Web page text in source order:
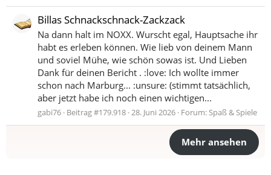
Billas Schnackschnack-Zackzack
Na dann halt im NOXX. Wurscht egal, Hauptsache ihr
habt es erleben können. Wie lieb von deinem Mann
und soviel Mühe, wie schön sowas ist. Und Lieben
Dank für deinen Bericht . :love: Ich wollte immer
schon nach Marburg... :unsure: (stimmt tatsächlich,
aber jetzt habe ich noch einen wichtigen...
gabi76 Beitrag #179.918 28. Juni 2026 Forum:Spaß & Spiele
Mehr ansehen